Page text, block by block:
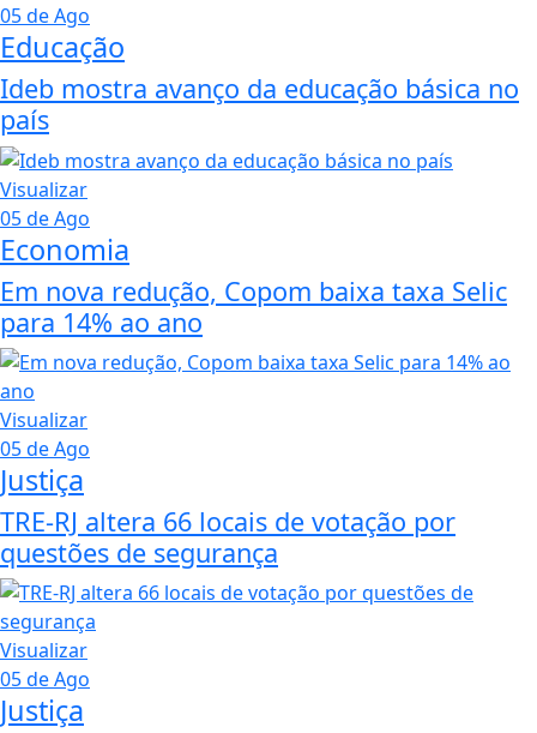
05 de Ago
Educação
Ideb mostra avanço da educação básica no
país
Visualizar
05 de Ago
Economia
Em nova redução, Copom baixa taxa Selic
para 14% ao ano
Visualizar
05 de Ago
Justiça
TRE-RJ altera 66 locais de votação por
questões de segurança
Visualizar
05 de Ago
Justiça